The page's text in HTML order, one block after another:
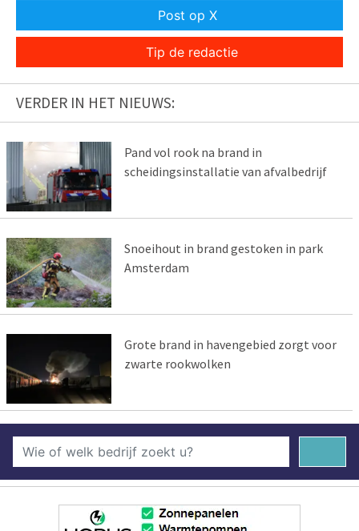
Post op X
Tip de redactie
VERDER IN HET NIEUWS:
Pand vol rook na brand in
scheidingsinstallatie van afvalbedrijf
Snoeihout in brand gestoken in park
Amsterdam
Grote brand in havengebied zorgt voor
zwarte rookwolken